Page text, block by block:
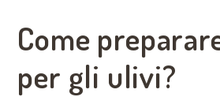
Come
per gli ulivi?